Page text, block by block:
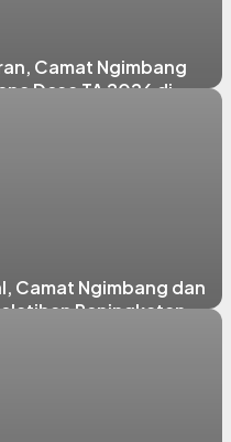
Camat Ngimbang
Desa TA 2026 di
Camat Ngimbang dan
Peningkatan